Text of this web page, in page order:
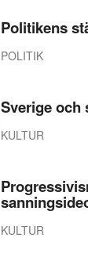
Politikens
POLITIK
Sverige och
KULTUR
KULTUR